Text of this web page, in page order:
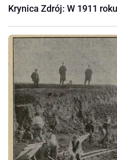
Krynica Zdrój: W 1911